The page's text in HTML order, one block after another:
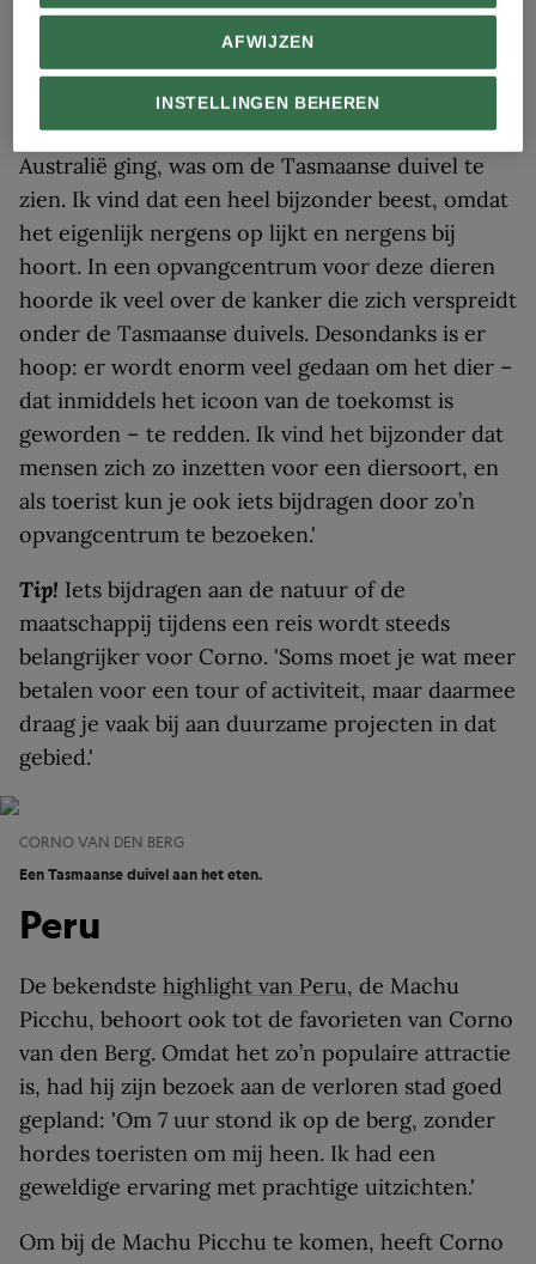
Een ijsbeer en toeristen op de toendra van Canada.
Tasmanië
'Een van de redenen dat ik naarTasmaniëin
Australië ging, was om de Tasmaanse duivel te
zien. Ik vind dat een heel bijzonder beest, omdat
het eigenlijk nergens op lijkt en nergens bij
hoort. In een opvangcentrum voor deze dieren
hoorde ik veel over de kanker die zich verspreidt
onder de Tasmaanse duivels. Desondanks is er
hoop: er wordt enorm veel gedaan om het dier –
dat inmiddels het icoon van de toekomst is
geworden – te redden. Ik vind het bijzonder dat
mensen zich zo inzetten voor een diersoort, en
als toerist kun je ook iets bijdragen door zo’n
opvangcentrum te bezoeken.'
Tip! Iets bijdragen aan de natuur of de
maatschappij tijdens een reis wordt steeds
belangrijker voor Corno. 'Soms moet je wat meer
betalen voor een tour of activiteit, maar daarmee
draag je vaak bij aan duurzame projecten in dat
gebied.'
CORNO VAN DEN BERG
Een Tasmaanse duivel aan het eten.
Peru
De bekendste highlight van Peru, de Machu
Picchu, behoort ook tot de favorieten van Corno
van den Berg. Omdat het zo’n populaire attractie
is, had hij zijn bezoek aan de verloren stad goed
gepland: 'Om 7 uur stond ik op de berg, zonder
hordes toeristen om mij heen. Ik had een
geweldige ervaring met prachtige uitzichten.'
Om bij de Machu Picchu te komen, heeft Corno
INSTELLINGEN BEHEREN
AFWIJZEN